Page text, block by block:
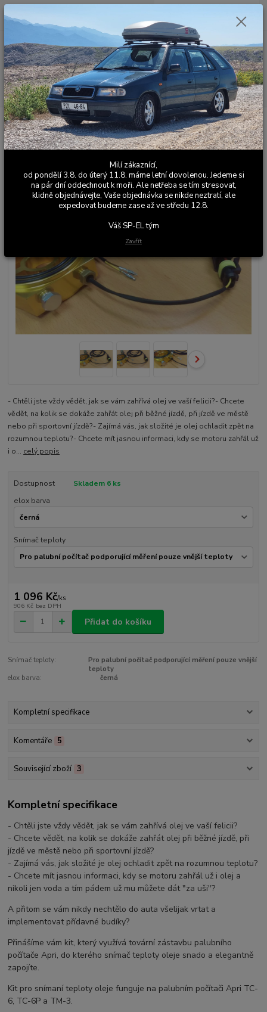
Menu
Hledat
Po - Pá 9:00 - 17:00
0,00 Kč
Úvod Palubní počítač APRI
Sada snimače teploty oleje pro palubní
počítač APRI (Felicia)
Sada snimače teploty oleje pro
palubní počítač APRI (Felicia)
- Chtěli jste vždy vědět, jak se vám zahřívá olej ve vaší felicii?- Chcete
vědět, na kolik se dokáže zahřát olej při běžné jízdě, při jízdě ve městě
nebo při sportovní jízdě?- Zajímá vás, jak složité je olej ochladit zpět na
rozumnou teplotu?- Chcete mít jasnou informaci, kdy se motoru zahřál už
i o... celý popis
Dostupnost
Skladem 6 ks
elox barva
Snímač teploty
1 096 Kč/ks
906 Kč bez DPH
Přidat do košíku
Snímač teploty:
Pro palubní počítač podporující měření pouze vnější
teploty
elox barva:
černá
Kompletní specifikace
Komentáře 5
Související zboží 3
Kompletní specifikace
- Chtěli jste vždy vědět, jak se vám zahřívá olej ve vaší felicii?
- Chcete vědět, na kolik se dokáže zahřát olej při běžné jízdě, při
jízdě ve městě nebo při sportovní jízdě?
- Zajímá vás, jak složité je olej ochladit zpět na rozumnou teplotu?
- Chcete mít jasnou informaci, kdy se motoru zahřál už i olej a
nikoli jen voda a tím pádem už mu můžete dát "za uši"?
A přitom se vám nikdy nechtělo do auta všelijak vrtat a
implementovat přídavné budíky?
Přinášíme vám kit, který využívá tovární zástavbu palubního
počítače Apri, do kterého snímač teploty oleje snado a elegantně
zapojíte.
Kit pro snímaní teploty oleje funguje na palubním počítači Apri TC-
6, TC-6P a TM-3.
Milí zákaznící,
od pondělí 3.8. do úterý 11.8. máme letní dovolenou. Jedeme si
na pár dní oddechnout k moři. Ale netřeba se tím stresovat,
klidně objednávejte, Vaše objednávka se nikde neztratí, ale
expedovat budeme zase až ve středu 12.8.
Váš SP-EL tým
Zavřít